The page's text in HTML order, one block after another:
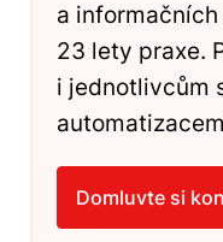
a
23 lety praxe.
i jednotlivcům
Domluvte si